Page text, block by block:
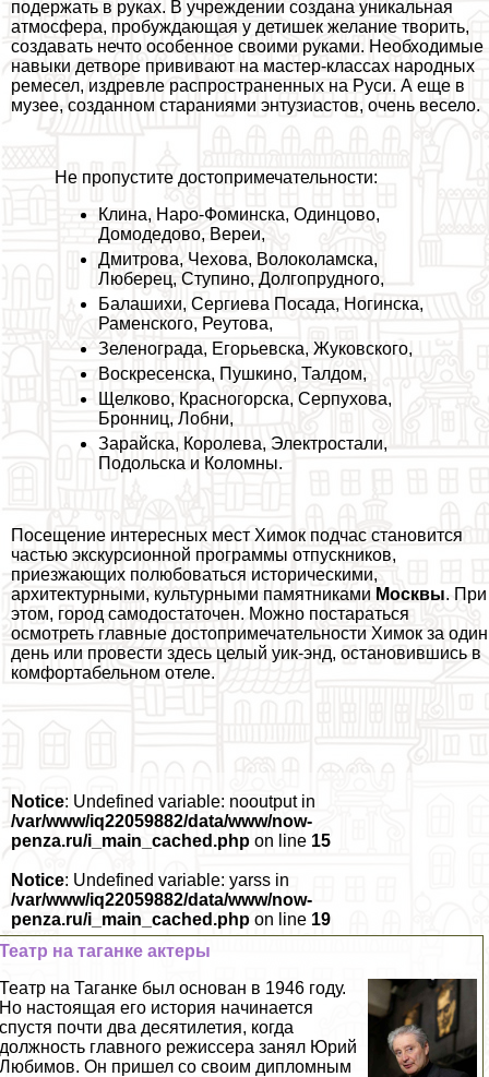
подержать в руках. В учреждении создана уникальная
атмосфера, пробуждающая у детишек желание творить,
создавать нечто особенное своими руками. Необходимые
навыки детворе прививают на мастер-классах народных
ремесел, издревле распространенных на Руси. А еще в
музее, созданном стараниями энтузиастов, очень весело.
Не пропустите достопримечательности:
Клина, Наро-Фоминска, Одинцово,
Домодедово, Вереи,
Дмитрова, Чехова, Волоколамска,
Люберец, Ступино, Долгопрудного,
Балашихи, Сергиева Посада, Ногинска,
Раменского, Реутова,
Зеленограда, Егорьевска, Жуковского,
Воскресенска, Пушкино, Талдом,
Щелково, Красногорска, Серпухова,
Бронниц, Лобни,
Зарайска, Королева, Электростали,
Подольска и Коломны.
Посещение интересных мест Химок подчас становится
частью экскурсионной программы отпускников,
приезжающих полюбоваться историческими,
архитектурными, культурными памятниками Москвы. При
этом, город самодостаточен. Можно постараться
осмотреть главные достопримечательности Химок за один
день или провести здесь целый уик-энд, остановившись в
комфортабельном отеле.
Notice: Undefined variable: nooutput in
/var/www/iq22059882/data/www/now-
penza.ru/i_main_cached.php on line 15
Notice: Undefined variable: yarss in
/var/www/iq22059882/data/www/now-
penza.ru/i_main_cached.php on line 19
Театр на таганке актеры
Театр на Таганке был основан в 1946 году.
Но настоящая его история начинается
спустя почти два десятилетия, когда
должность главного режиссера занял Юрий
Любимов. Он пришел со своим дипломным